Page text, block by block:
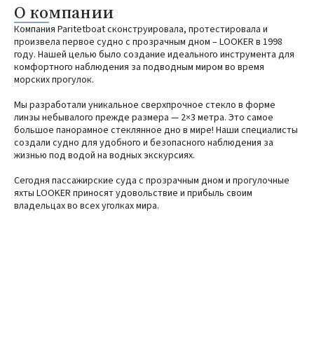
О компании
Компания Paritetboat сконструировала, протестировала и
произвела первое судно с прозрачным дном – LOOKER в 1998
году. Нашей целью было создание идеального инструмента для
комфортного наблюдения за подводным миром во время
морских прогулок.
Мы разработали уникальное сверхпрочное стекло в форме
линзы небывалого прежде размера — 2×3 метра. Это самое
большое панорамное стеклянное дно в мире! Наши специалисты
создали судно для удобного и безопасного наблюдения за
жизнью под водой на водных экскурсиях.
Сегодня пассажирские суда с прозрачным дном и прогулочные
яхты LOOKER приносят удовольствие и прибыль своим
владельцах во всех уголках мира.